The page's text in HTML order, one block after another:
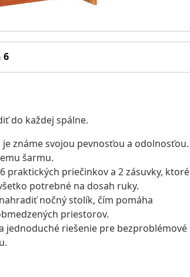
6
do každej spálne.
známe svojou pevnosťou a odolnosťou.
šarmu.
praktických priečinkov a 2 zásuvky, ktoré
potrebné na dosah ruky.
nočný stolík, čím pomáha
priestorov.
jednoduché riešenie pre bezproblémové